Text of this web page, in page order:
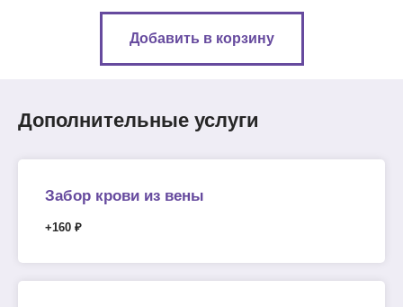
Добавить в корзину
Дополнительные услуги
Забор крови из вены
+160 ₽